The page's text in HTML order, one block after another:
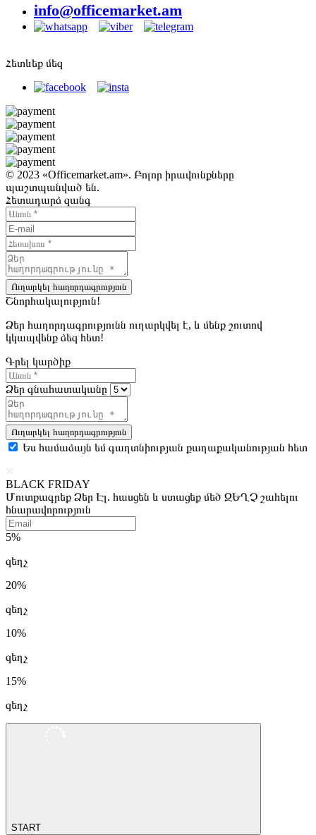
info@officemarket.am
Հետևեք մեզ
© 2023 «Officemarket.am». Բոլոր իրավունքները
պաշտպանված են.
Հետադարձ զանգ
Ուղարկել հաղորդագրություն
Շնորհակալություն!
Ձեր հաղորդագրությունն ուղարկվել է, և մենք շուտով
կկապվենք ձեզ հետ!
Գրել կարծիք
Ձեր գնահատականը
Ուղարկել հաղորդագրություն
Ես համաձայն եմ գաղտնիության քաղաքականության հետ
BLACK FRIDAY
Մուտքագրեք Ձեր Էլ. հասցեն և ստացեք մեծ ԶԵՂՉ շահելու
հնարավորություն
5%
զեղչ
20%
զեղչ
10%
զեղչ
15%
զեղչ
START